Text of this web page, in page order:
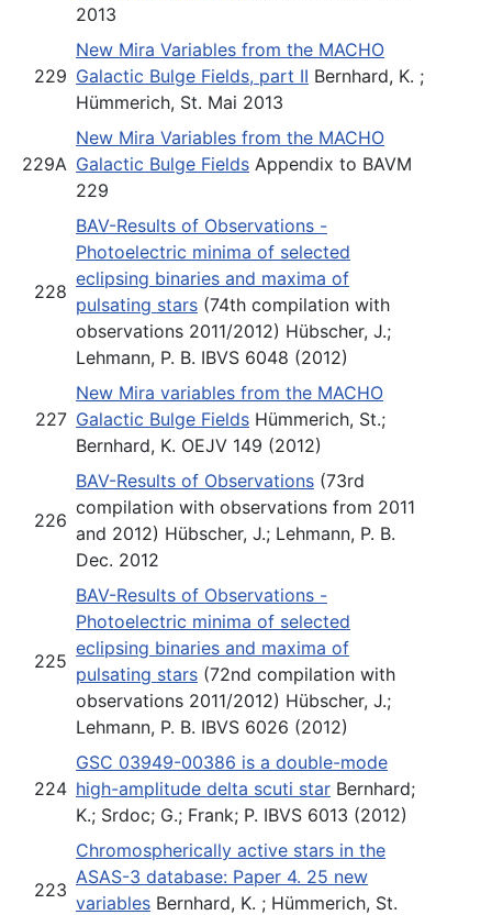
2013
229
New Mira Variables from the MACHO
Galactic Bulge Fields, part II Bernhard, K. ;
Hümmerich, St. Mai 2013
229A
New Mira Variables from the MACHO
Galactic Bulge Fields Appendix to BAVM
229
228
BAV-Results of Observations -
Photoelectric minima of selected
eclipsing binaries and maxima of
pulsating stars (74th compilation with
observations 2011/2012) Hübscher, J.;
Lehmann, P. B. IBVS 6048 (2012)
227
New Mira variables from the MACHO
Galactic Bulge Fields Hümmerich, St.;
Bernhard, K. OEJV 149 (2012)
226
BAV-Results of Observations (73rd
compilation with observations from 2011
and 2012) Hübscher, J.; Lehmann, P. B.
Dec. 2012
225
BAV-Results of Observations -
Photoelectric minima of selected
eclipsing binaries and maxima of
pulsating stars (72nd compilation with
observations 2011/2012) Hübscher, J.;
Lehmann, P. B. IBVS 6026 (2012)
224
GSC 03949-00386 is a double-mode
high-amplitude delta scuti star Bernhard;
K.; Srdoc; G.; Frank; P. IBVS 6013 (2012)
223
Chromospherically active stars in the
ASAS-3 database: Paper 4. 25 new
variables Bernhard, K. ; Hümmerich, St.